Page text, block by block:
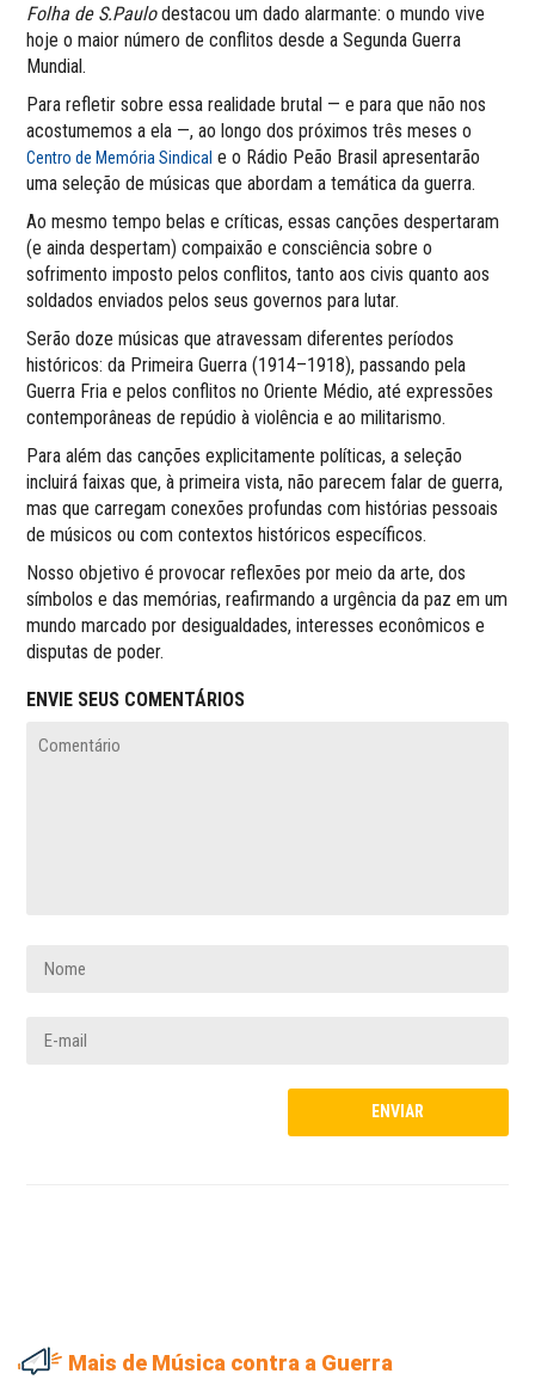
Folha de S.Paulodestacou um dado alarmante: o mundo vive
hoje o maior número de conflitos desde a Segunda Guerra
Mundial.
Para refletir sobre essa realidade brutal — e para que não nos
acostumemos a ela —, ao longo dos próximos três meses o
Centro de Memória Sindical e o Rádio Peão Brasil apresentarão
uma seleção de músicas que abordam a temática da guerra.
Ao mesmo tempo belas e críticas, essas canções despertaram
(e ainda despertam) compaixão e consciência sobre o
sofrimento imposto pelos conflitos, tanto aos civis quanto aos
soldados enviados pelos seus governos para lutar.
Serão doze músicas que atravessam diferentes períodos
históricos: da Primeira Guerra (1914–1918), passando pela
Guerra Fria e pelos conflitos no Oriente Médio, até expressões
contemporâneas de repúdio à violência e ao militarismo.
Para além das canções explicitamente políticas, a seleção
incluirá faixas que, à primeira vista, não parecem falar de guerra,
mas que carregam conexões profundas com histórias pessoais
de músicos ou com contextos históricos específicos.
Nosso objetivo é provocar reflexões por meio da arte, dos
símbolos e das memórias, reafirmando a urgência da paz em um
mundo marcado por desigualdades, interesses econômicos e
disputas de poder.
ENVIE SEUS COMENTÁRIOS
Mais de Música contra a Guerra